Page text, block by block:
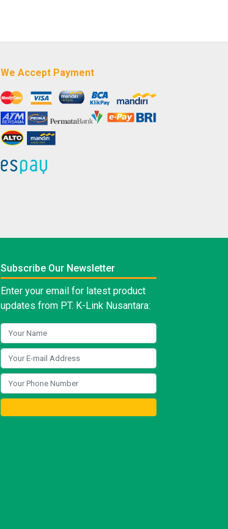
We Accept Payment
Subscribe Our Newsletter
Enter your email for latest product
updates from PT. K-Link Nusantara: